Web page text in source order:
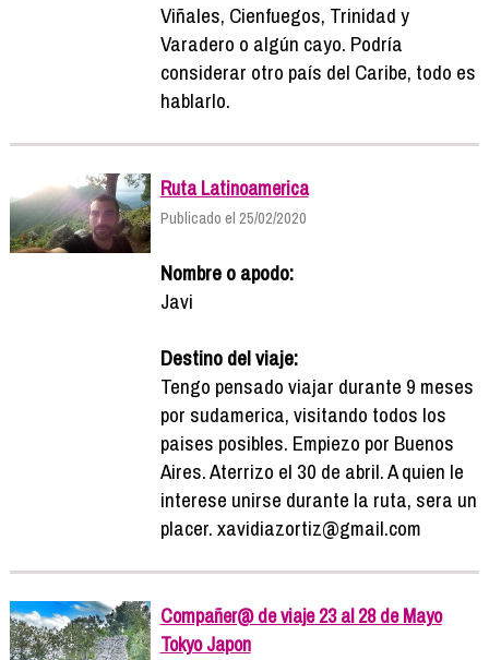
Viñales, Cienfuegos, Trinidad y
Varadero o algún cayo. Podría
considerar otro país del Caribe, todo es
hablarlo.
Ruta Latinoamerica
Publicado el 25/02/2020
Nombre o apodo:
Javi
Destino del viaje:
Tengo pensado viajar durante 9 meses
por sudamerica, visitando todos los
paises posibles. Empiezo por Buenos
Aires. Aterrizo el 30 de abril. A quien le
interese unirse durante la ruta, sera un
placer. xavidiazortiz@gmail.com
Compañer@ de viaje 23 al 28 de Mayo
Tokyo Japon